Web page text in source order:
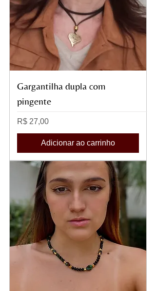
Gargantilha dupla com
pingente
Preço
R$ 27,00
Adicionar ao carrinho